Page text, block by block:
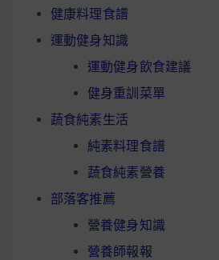
健康料理食譜
運動健身知識
運動健身飲食建議
健身重訓菜單
蔬食純素生活
純素料理食譜
蔬食純素營養
部落客推薦
營養健身知識
營養師報報